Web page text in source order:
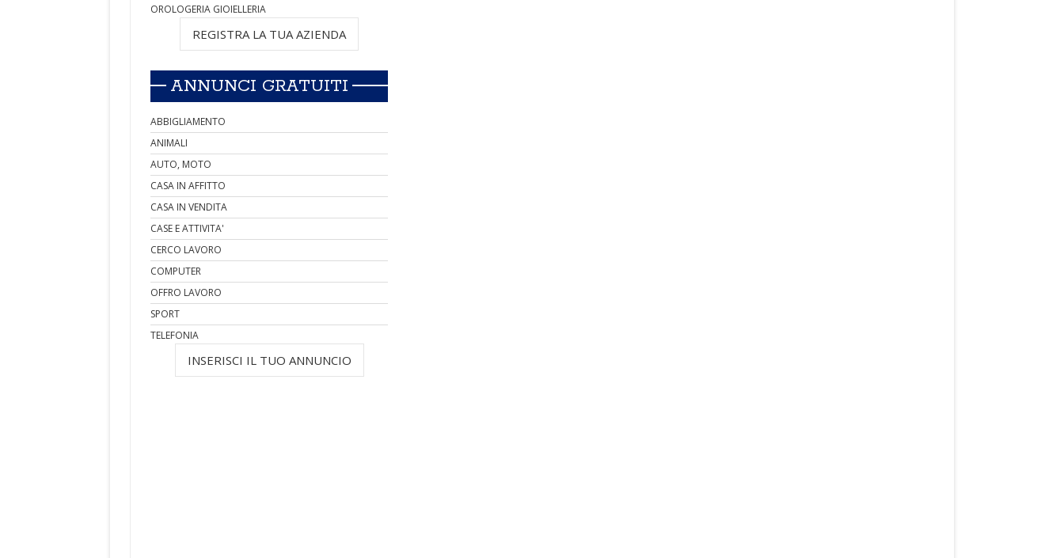
OROLOGERIA GIOIELLERIA
REGISTRA LA TUA AZIENDA
ANNUNCI GRATUITI
ABBIGLIAMENTO
ANIMALI
AUTO, MOTO
CASA IN AFFITTO
CASA IN VENDITA
CASE E ATTIVITA'
CERCO LAVORO
COMPUTER
OFFRO LAVORO
SPORT
TELEFONIA
INSERISCI IL TUO ANNUNCIO